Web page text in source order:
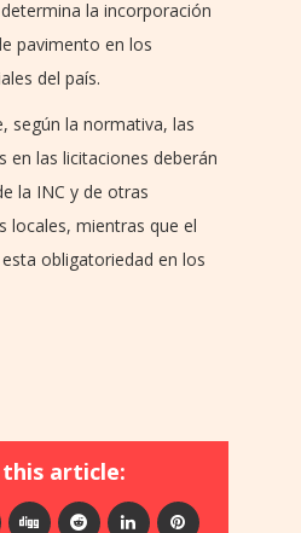
la incorporación
pavimento en los
del país.
según la normativa, las
en las licitaciones deberán
la INC y de otras
locales, mientras que el
obligatoriedad en los
this article: